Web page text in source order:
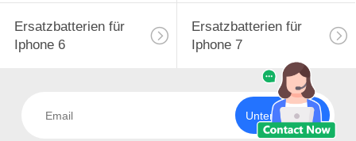
Ersatzbatterien für
Iphone 6
Ersatzbatterien für
Iphone 7
Unterzeichnen